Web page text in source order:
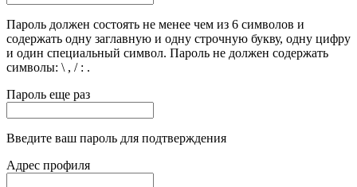
Пароль должен состоять не менее чем из 6 символов и
содержать одну заглавную и одну строчную букву, одну цифру
и один специальный символ. Пароль не должен содержать
символы: \ , / : .
Пароль еще раз
Введите ваш пароль для подтверждения
Адрес профиля